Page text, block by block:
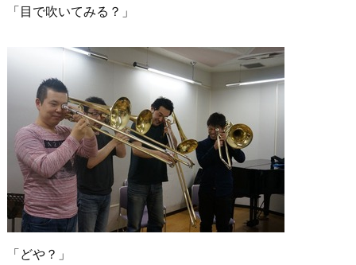
「目で吹いてみる？」
「どや？」